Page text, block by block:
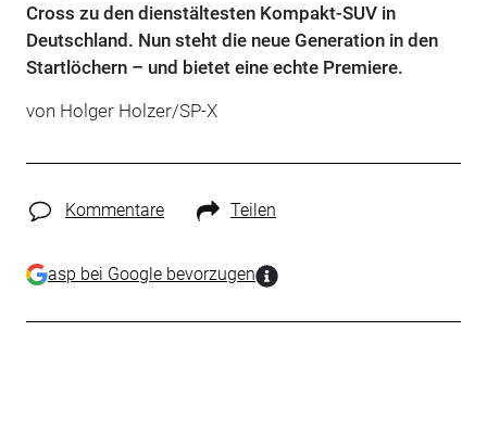
Cross zu den dienstältesten Kompakt-SUV in
Deutschland. Nun steht die neue Generation in den
Startlöchern – und bietet eine echte Premiere.
von Holger Holzer/SP-X
Kommentare Teilen
asp bei Google bevorzugen